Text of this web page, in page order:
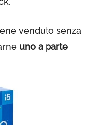
venduto senza
uno a parte